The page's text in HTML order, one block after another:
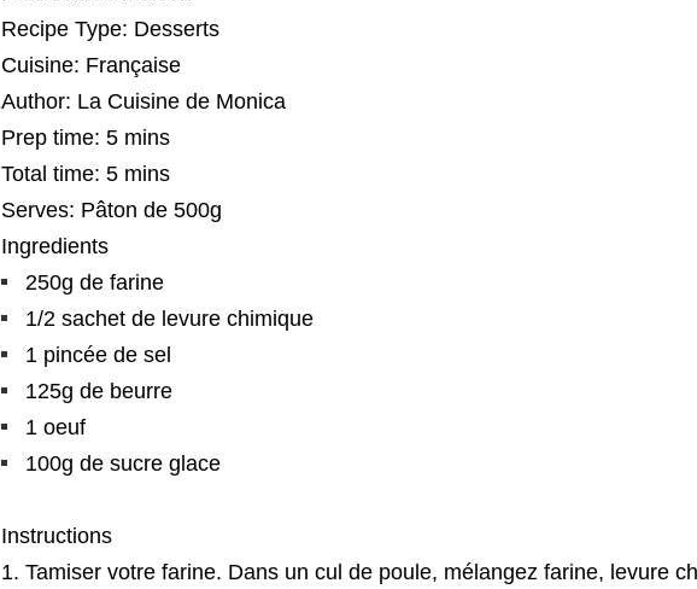
Recipe Type: Desserts
Cuisine: Française
Author: La Cuisine de Monica
Prep time: 5 mins
Total time: 5 mins
Serves: Pâton de 500g
Ingredients
250g de farine
1/2 sachet de levure chimique
1 pincée de sel
125g de beurre
1 oeuf
100g de sucre glace
Instructions
Tamiser votre farine. Dans un cul de poule, mélangez farine, levure